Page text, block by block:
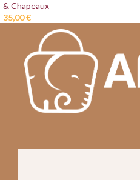
& Chapeaux
35,00€